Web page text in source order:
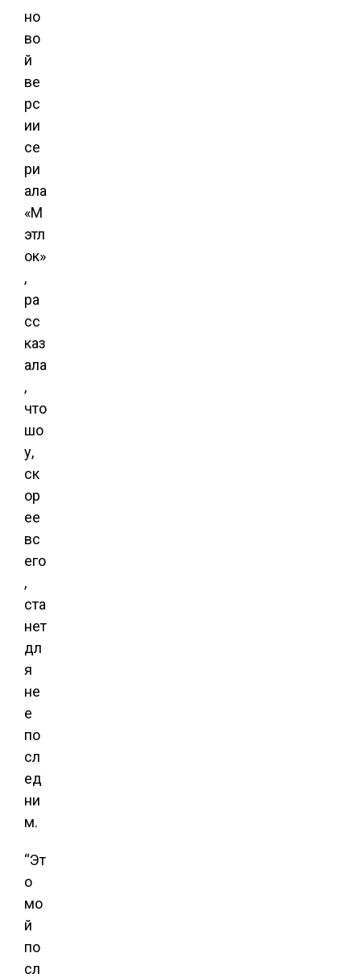
но
во
й
ве
рс
ии
се
ри
ала
«М
этл
ок»
,
ра
сс
каз
ала
,
что
шо
у,
ск
ор
ее
вс
его
,
ста
нет
дл
я
не
е
по
сл
ед
ни
м.
“Эт
о
мо
й
по
сл